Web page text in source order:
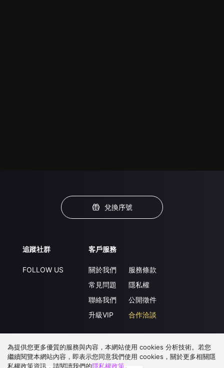
兌換序號
追蹤社群
FOLLOW US
客戶服務
關於我們
常見問題
聯絡我們
升級VIP
服務條款
隱私權
公開徵件
合作洽談
下載 APP
為提供您更多優質的服務與內容，本網站使用 cookies 分析技術。若您
繼續閱覽本網站內容，即表示您同意我們使用 cookies，關於更多相關隱
私權政策資訊，請閱讀我們的隱私權政策。